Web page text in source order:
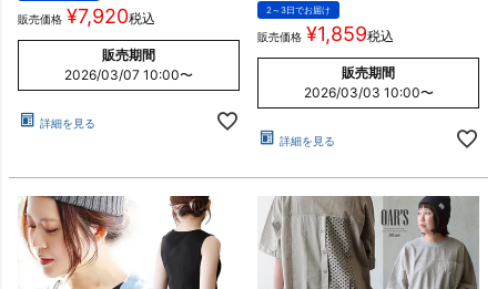
販売価格 ¥7,920税込
販売期間
2026/03/07 10:00〜
詳細を見る
2～3日でお届け
販売価格 ¥1,859税込
販売期間
2026/03/03 10:00〜
詳細を見る